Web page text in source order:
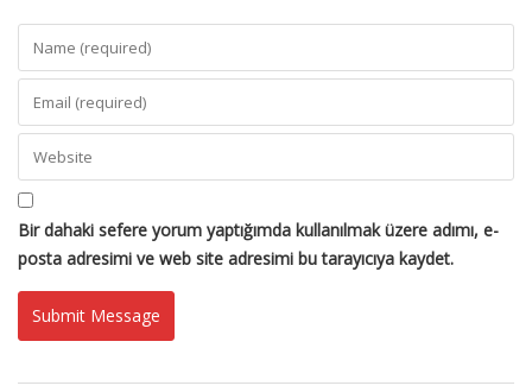
Bir dahaki sefere yorum yaptığımda kullanılmak üzere adımı, e-
posta adresimi ve web site adresimi bu tarayıcıya kaydet.